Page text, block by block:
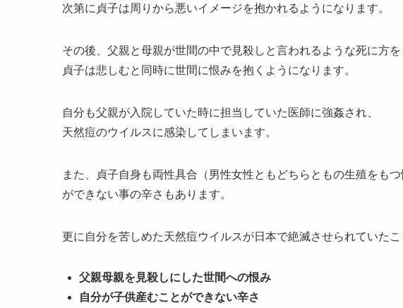
次第に貞子は周りから悪いイメージを抱かれるようになります。
その後、父親と母親が世間の中で見殺しと言われるような死に方を
貞子は悲しむと同時に世間に恨みを抱くようになります。
自分も父親が入院していた時に担当していた医師に強姦され、
天然痘のウイルスに感染してしまいます。
また、貞子自身も両性具合（男性女性ともどちらともの生殖をも
ができない事の辛さもあります。
更に自分を苦しめた天然痘ウイルスが日本で絶滅させられていたこ
父親母親を見殺しにした世間への恨み
自分が子供産むことができない辛さ